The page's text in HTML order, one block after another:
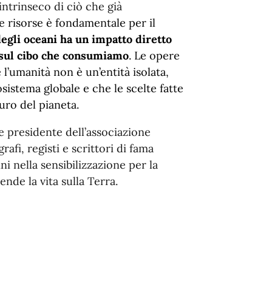
di ciò che già
risorse è fondamentale per il
oceani ha un impatto diretto
cibo che consumiamo. Le opere
non è un’entità isolata,
globale e che le scelte fatte
del pianeta.
dell’associazione
registi e scrittori di fama
nella sensibilizzazione per la
la vita sulla Terra.